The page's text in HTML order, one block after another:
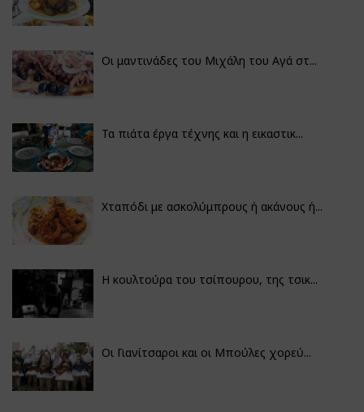
Οι μαντινάδες του Μιχάλη του Αγά στ...
Τα πιάτα έργα τέχνης και η εικαστικ...
Χταπόδι με ασκολύμπρους ή ακάνους ή...
Η κουλτούρα του τσίπουρου, της τσικ...
Οι Γιανίτσαροι και οι Μπούλες χορεύ...